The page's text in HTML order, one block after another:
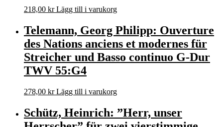
218,00 kr Lägg till i varukorg
Telemann, Georg Philipp: Ouverture
des Nations anciens et modernes für
Streicher und Basso continuo G-Dur
TWV 55:G4
278,00 kr Lägg till i varukorg
Schütz, Heinrich: ”Herr, unser